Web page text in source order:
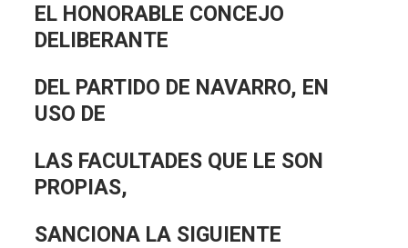
EL HONORABLE CONCEJO
DELIBERANTE
DEL PARTIDO DE NAVARRO, EN
USO DE
LAS FACULTADES QUE LE SON
PROPIAS,
SANCIONA LA SIGUIENTE